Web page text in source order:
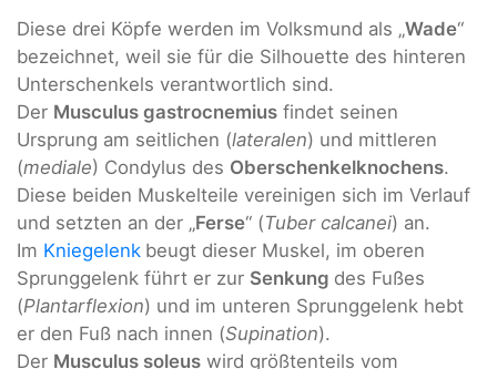
Diese drei Köpfe werden im Volksmund als „Wade“
bezeichnet, weil sie für die Silhouette des hinteren
Unterschenkels verantwortlich sind.
Der Musculus gastrocnemius findet seinen
Ursprung am seitlichen (lateralen) und mittleren
(mediale) Condylus des Oberschenkelknochens.
Diese beiden Muskelteile vereinigen sich im Verlauf
und setzten an der „Ferse“ (Tuber calcanei) an.
Im Kniegelenk beugt dieser Muskel, im oberen
Sprunggelenk führt er zur Senkung des Fußes
(Plantarflexion) und im unteren Sprunggelenk hebt
er den Fuß nach innen (Supination).
Der Musculus soleus wird größtenteils vom